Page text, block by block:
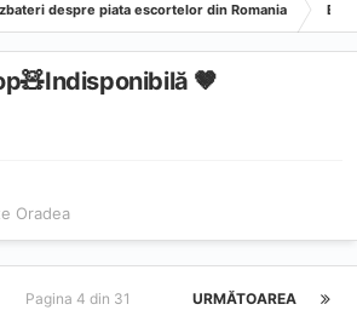
despre piata escortelor din Romania
🤎
Oradea
URMĂTOAREA
Pagina 4 din 31